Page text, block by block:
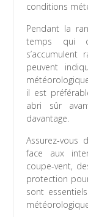
conditions
Pendant la
temps qui
peuvent
il est
abri sûr
davantage.
Assurez-vous
face aux
coupe-vent,
protection
sont